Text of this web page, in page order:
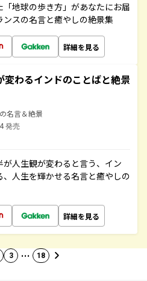
地球の歩き方」があなたにお届
スの名言と癒やしの絶景集
詳細を見る
変わるインドのことばと絶景
名言＆絶景
発売
人生観が変わると言う、イン
、人生を輝かせる名言と癒やしの
詳細を見る
3 … 18